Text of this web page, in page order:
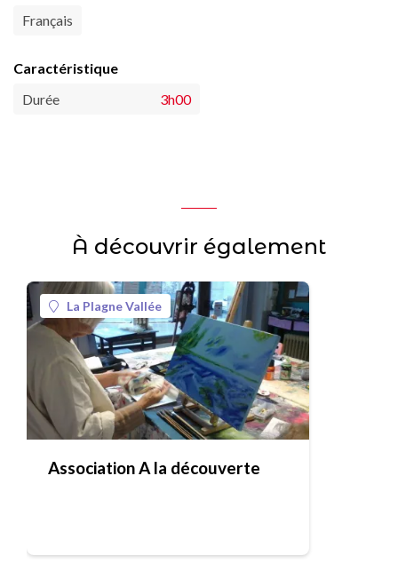
Français
Caractéristique
Durée
3h00
À découvrir également
La Plagne Vallée
Association A la découverte